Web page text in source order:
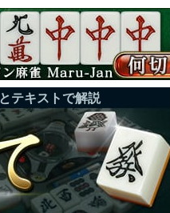
テキストで解説